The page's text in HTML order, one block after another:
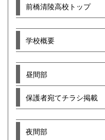
前橋清陵高校トップ
学校概要
昼間部
保護者宛てチラシ掲載
夜間部